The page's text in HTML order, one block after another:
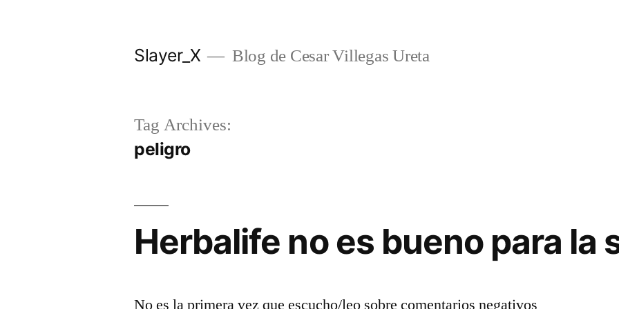
Slayer_X Blog de Cesar Villegas Ureta
Tag Archives:
peligro
Herbalife no es bueno para la
No es la primera vez que escucho/leo sobre comentarios negativos